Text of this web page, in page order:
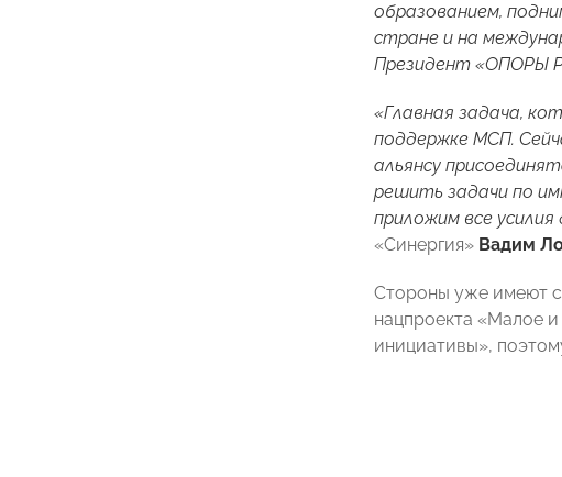
образованием,
стране и на
Президент «ОПОРЫ
«Главная задача,
поддержке МСП.
альянсу
решить задачи по
приложим все
«Синергия» Вадим
Стороны уже имеют
нацпроекта «Малое
инициативы»,